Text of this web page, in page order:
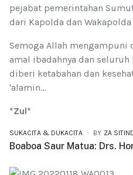
pejabat pemerintahan
dari Kapolda dan
Semoga Allah
amal ibadahnya dan
diberi ketabahan dan
'alamin...
*Zul*
SUKACITA & DUKACITA BY ZA
Boaboa Saur Matua: Drs.